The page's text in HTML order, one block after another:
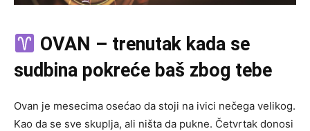
OVAN – trenutak kada se
sudbina pokreće baš zbog tebe
Ovan je mesecima osećao da stoji na ivici nečega velikog.
Kao da se sve skuplja, ali ništa da pukne. Četvrtak donosi